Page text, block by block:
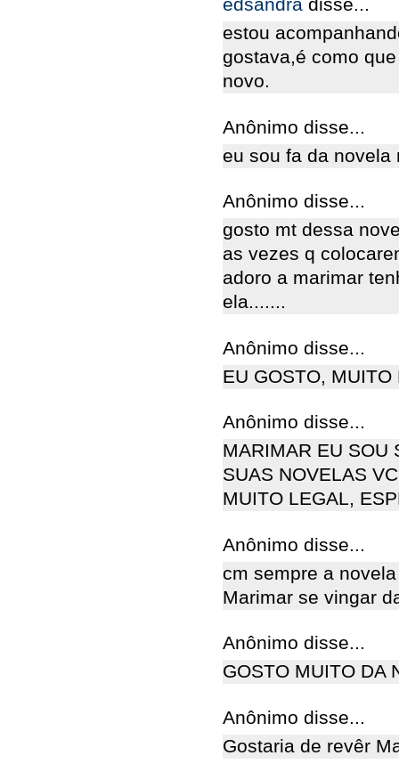
edsandra disse...
estou
gostava,é como
novo.
Anônimo disse...
eu sou fa da novela
Anônimo disse...
gosto mt dessa
as vezes q
adoro a marimar
ela.......
Anônimo disse...
EU GOSTO,
Anônimo disse...
MARIMAR EU SOU
SUAS NOVELAS
MUITO LEGAL,
Anônimo disse...
cm sempre a
Marimar se vingar
Anônimo disse...
GOSTO MUITO DA
Anônimo disse...
Gostaria de revêr